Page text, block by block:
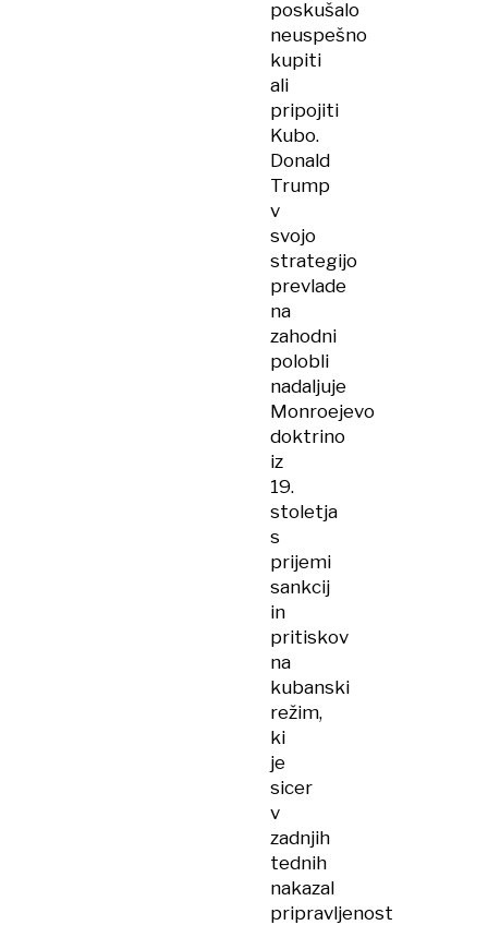
poskušalo
neuspešno
kupiti
ali
pripojiti
Kubo.
Donald
Trump
v
svojo
strategijo
prevlade
na
zahodni
polobli
nadaljuje
Monroejevo
doktrino
iz
19.
stoletja
s
prijemi
sankcij
in
pritiskov
na
kubanski
režim,
ki
je
sicer
v
zadnjih
tednih
nakazal
pripravljenost